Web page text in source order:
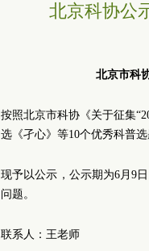
北京科协公
北京市科
按照北京市科协《关于征集
选《孑心》等10个优秀科普选
现予以公示，公示期为6月9
问题。
联系人：王老师